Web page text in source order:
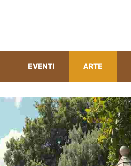
EVENTI ARTE